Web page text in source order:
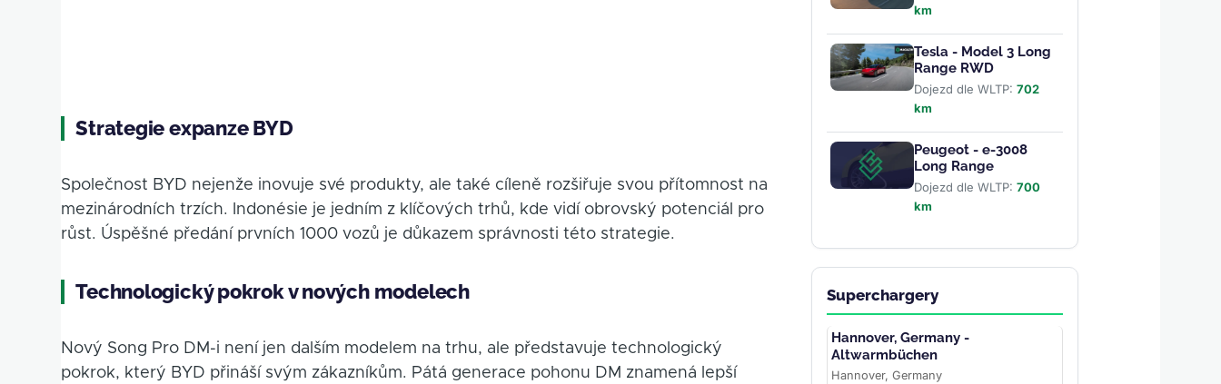
Strategie expanze BYD
Společnost BYD nejenže inovuje své produkty, ale také cíleně rozšiřuje svou přítomnost na
mezinárodních trzích. Indonésie je jedním z klíčových trhů, kde vidí obrovský potenciál pro
růst. Úspěšné předání prvních 1000 vozů je důkazem správnosti této strategie.
Technologický pokrok v nových modelech
Nový Song Pro DM-i není jen dalším modelem na trhu, ale představuje technologický
pokrok, který BYD přináší svým zákazníkům. Pátá generace pohonu DM znamená lepší
km
Tesla - Model 3 Long
Range RWD
Dojezd dle WLTP: 702
km
Peugeot - e-3008
Long Range
Dojezd dle WLTP: 700
km
Superchargery
Hannover, Germany -
Altwarmbüchen
Hannover, Germany